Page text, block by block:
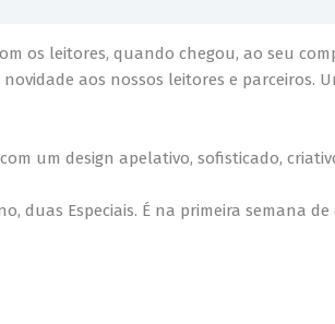
os leitores, quando chegou, ao seu
aos nossos leitores e parceiros.
um design apelativo, sofisticado,
duas Especiais. É na primeira semana